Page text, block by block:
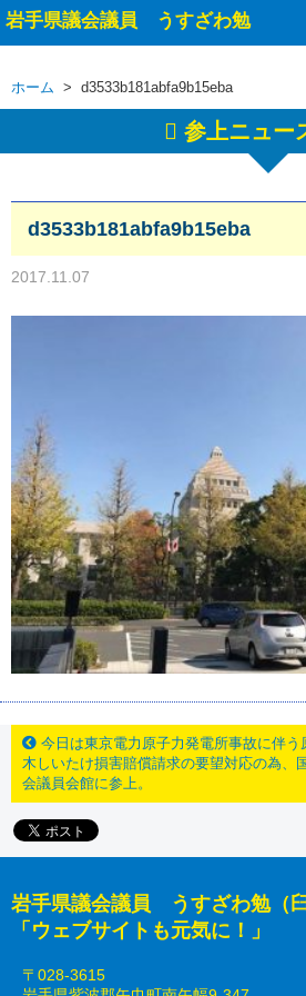
岩手県議会議員 うすざわ勉
ホーム > d3533b181abfa9b15eba
参上ニュー
d3533b181abfa9b15eba
2017.11.07
今日は東京電力原子力発電所事故に伴う
木しいたけ損害賠償請求の要望対応の為、
会議員会館に参上。
岩手県議会議員 うすざわ勉（臼
「ウェブサイトも元気に！」
〒028-3615